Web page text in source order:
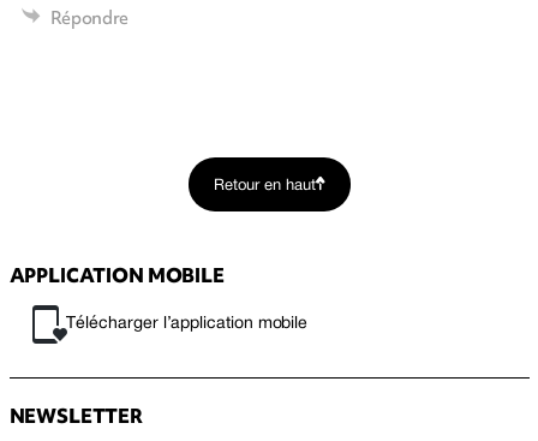
Répondre
Retour en haut
APPLICATION MOBILE
Télécharger l’application mobile
NEWSLETTER